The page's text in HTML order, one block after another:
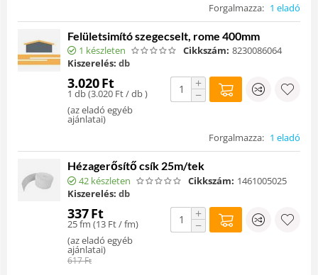
Forgalmazza: 1 eladó
Felületsimító szegecselt, rome 400mm
1 készleten Cikkszám: 8230086064
Kiszerelés: db
3.020Ft
1 db (3.020 Ft/ db )
(az eladó egyéb
ajánlatai)
+
−
Forgalmazza: 1 eladó
Hézagerősítő csík 25m/tek
42 készleten Cikkszám: 1461005025
Kiszerelés: db
337Ft
25 fm (13 Ft/ fm)
(az eladó egyéb
ajánlatai)
617Ft
+
−